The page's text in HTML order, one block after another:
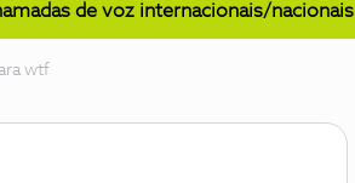
de voz internacionais/nacionais
wtf